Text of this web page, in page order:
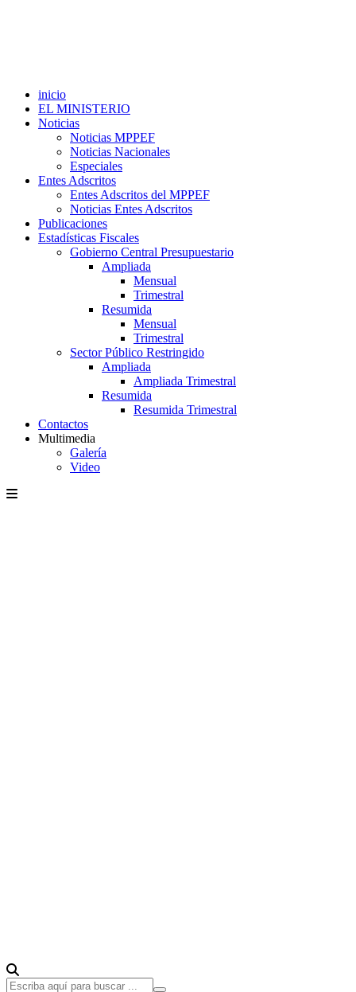
inicio
EL MINISTERIO
Noticias
Noticias MPPEF
Noticias Nacionales
Especiales
Entes Adscritos
Entes Adscritos del MPPEF
Noticias Entes Adscritos
Publicaciones
Estadísticas Fiscales
Gobierno Central Presupuestario
Ampliada
Mensual
Trimestral
Resumida
Mensual
Trimestral
Sector Público Restringido
Ampliada
Ampliada Trimestral
Resumida
Resumida Trimestral
Contactos
Multimedia
Galería
Video